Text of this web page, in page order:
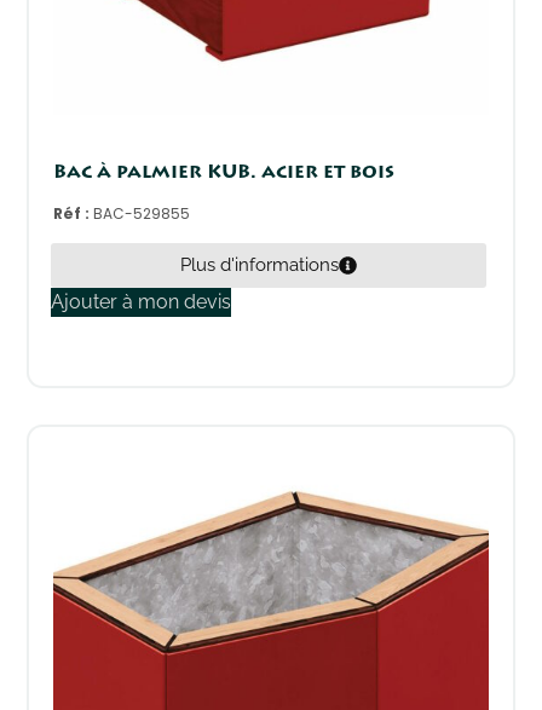
Bac à palmier KUB. acier et bois
Réf :BAC-529855
Plus d'informations
Ajouter à mon devis